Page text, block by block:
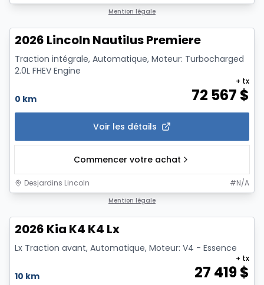
Mention légale
2026 Lincoln Nautilus Premiere
Traction intégrale, Automatique, Moteur: Turbocharged
2.0L FHEV Engine
0 km 72 567 $
+ tx
Voir les détails
Commencer votre achat
Desjardins Lincoln #N/A
Mention légale
2026 Kia K4 K4 Lx
Lx Traction avant, Automatique, Moteur: V4 - Essence
10 km 27 419$
+ tx